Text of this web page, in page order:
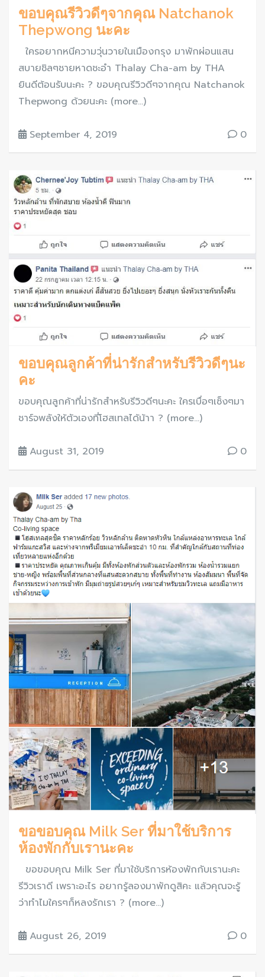
ขอบคุณรีวิวดีๆจากคุณ Natchanok
Thepwong นะคะ
ใครอยากหนีความวุ่นวายในเมืองกรุง มาพักผ่อนแสน
สบายชิลๆชายหาดชะอำ Thalay Cha-am by THA
ยินดีต้อนรับนะคะ ? ขอบคุณรีวิวดีๆจากคุณ Natchanok
Thepwong ด้วยนะคะ (more…)
September 4, 2019 0
ขอบคุณลูกค้าที่น่ารักสำหรับรีวิวดีๆนะ
คะ
ขอบคุณลูกค้าที่น่ารักสำหรับรีวิวดีๆนะคะ ใครเบื่อๆเซ็งๆมา
ชาร์จพลังให้ตัวเองที่โฮสเทลได้น้าา ? (more…)
August 31, 2019 0
ขอขอบคุณ Milk Ser ที่มาใช้บริการ
ห้องพักกับเรานะคะ
ขอขอบคุณ Milk Ser ที่มาใช้บริการห้องพักกับเรานะคะ
รีวิวเราดี เพราะอะไร อยากรู้ลองมาพักดูสิคะ แล้วคุณจะรู้
ว่าทำไมใครๆก็หลงรักเรา ? (more…)
August 26, 2019 0